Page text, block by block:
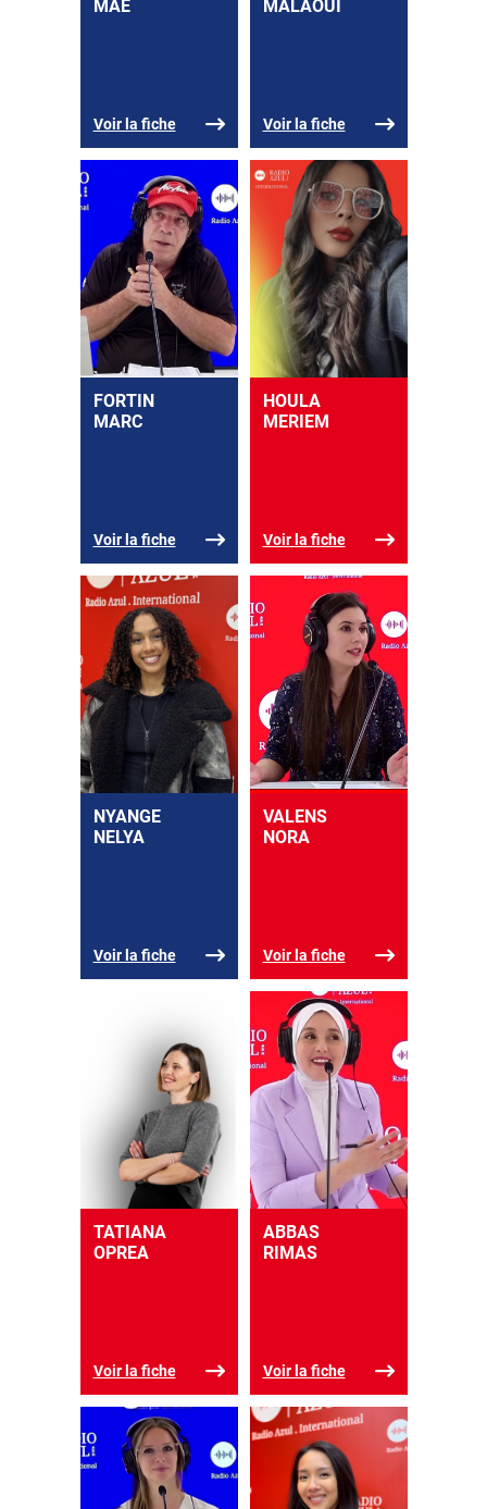
MAE
Voir la fiche
MALAOUI
Voir la fiche
FORTIN
MARC
Voir la fiche
HOULA
MERIEM
Voir la fiche
NYANGE
NELYA
Voir la fiche
VALENS
NORA
Voir la fiche
TATIANA
OPREA
Voir la fiche
ABBAS
RIMAS
Voir la fiche